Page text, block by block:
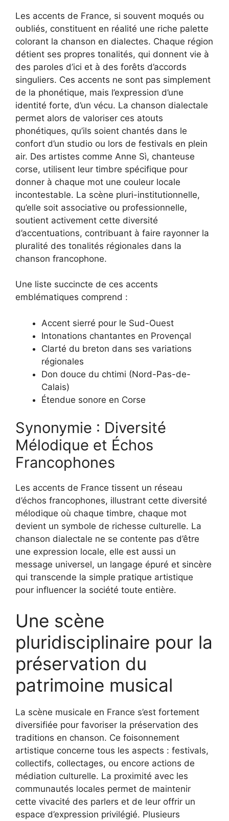
Les accents de France, si souvent moqués ou
oubliés, constituent en réalité une riche palette
colorant la chanson en dialectes. Chaque région
détient ses propres tonalités, qui donnent vie à
des paroles d’ici et à des forêts d’accords
singuliers. Ces accents ne sont pas simplement
de la phonétique, mais l’expression d’une
identité forte, d’un vécu. La chanson dialectale
permet alors de valoriser ces atouts
phonétiques, qu’ils soient chantés dans le
confort d’un studio ou lors de festivals en plein
air. Des artistes comme Anne Sì, chanteuse
corse, utilisent leur timbre spécifique pour
donner à chaque mot une couleur locale
incontestable. La scène pluri-institutionnelle,
qu’elle soit associative ou professionnelle,
soutient activement cette diversité
d’accentuations, contribuant à faire rayonner la
pluralité des tonalités régionales dans la
chanson francophone.
Une liste succincte de ces accents
emblématiques comprend :
Accent sierré pour le Sud-Ouest
Intonations chantantes en Provençal
Clarté du breton dans ses variations
régionales
Don douce du chtimi (Nord-Pas-de-
Calais)
Étendue sonore en Corse
Synonymie : Diversité
Mélodique et Échos
Francophones
Les accents de France tissent un réseau
d’échos francophones, illustrant cette diversité
mélodique où chaque timbre, chaque mot
devient un symbole de richesse culturelle. La
chanson dialectale ne se contente pas d’être
une expression locale, elle est aussi un
message universel, un langage épuré et sincère
qui transcende la simple pratique artistique
pour influencer la société toute entière.
Une scène
pluridisciplinaire pour la
préservation du
patrimoine musical
La scène musicale en France s’est fortement
diversifiée pour favoriser la préservation des
traditions en chanson. Ce foisonnement
artistique concerne tous les aspects : festivals,
collectifs, collectages, ou encore actions de
médiation culturelle. La proximité avec les
communautés locales permet de maintenir
cette vivacité des parlers et de leur offrir un
espace d’expression privilégié. Plusieurs